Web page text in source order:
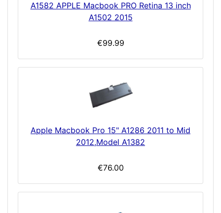
A1582 APPLE Macbook PRO Retina 13 inch
A1502 2015
€99.99
Apple Macbook Pro 15" A1286 2011 to Mid
2012,Model A1382
€76.00